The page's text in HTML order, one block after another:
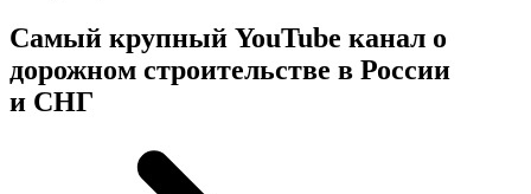
Самый крупный YouTube канал о
дорожном строительстве в России
и СНГ